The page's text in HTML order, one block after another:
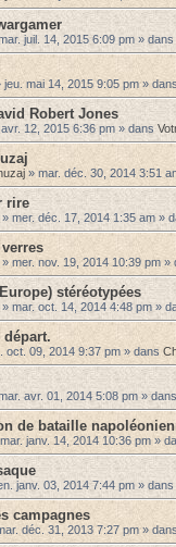
juil. 14, 2015 6:09 pm » dans
jeu. mai 14, 2015 9:05 pm» dans
Robert Jones
12, 2015 6:36 pm » dans
» mar. déc. 30, 2014 3:51
rire
» mer. déc. 17, 2014 1:35 am »
»mer. nov. 19, 2014 10:39 pm »
stéréotypées
» mar. oct. 14, 2014 4:48 pm »
départ.
oct. 09, 2014 9:37 pm » dans
avr. 01, 2014 5:08 pm » dans
de bataille
mar. janv. 14, 2014 10:36 pm »
janv. 03, 2014 7:44 pm » dans
campagnes
déc. 31, 2013 7:27 pm» dans